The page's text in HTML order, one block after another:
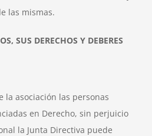
las mismas.
SUS DERECHOS Y DEBERES
la asociación las personas
en Derecho, sin perjuicio
la Junta Directiva puede